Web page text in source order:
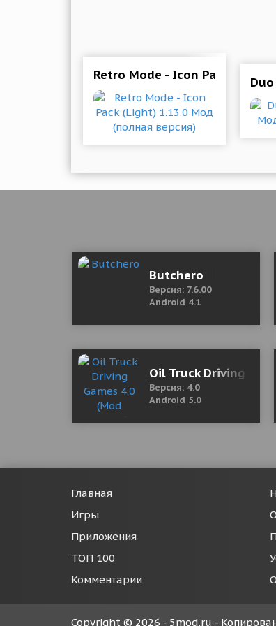
Retro Mode - Icon Pack
Butchero
Версия: 7.6.00
Android 4.1
Oil Truck Driving
Версия: 4.0
Android 5.0
Главная
Игры
Приложения
ТОП 100
Комментарии
Copyright © 2026 - 5mod.ru -